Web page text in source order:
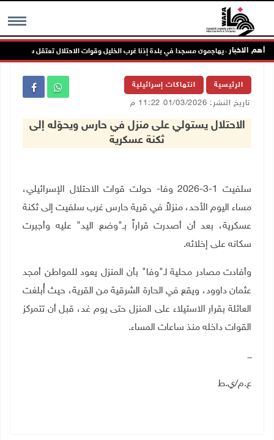
MENU أهم الاخبار
مستعمرون يهاجمون مسجدا في بلدة إذنا غرب الخليل وقوات الاحتلال تعتقل سبعة
الرئيسية انتهاكات إسرائيلية
تاريخ النشر: 01/03/2026 11:22 م
الاحتلال يستولي على منزل في حارس ويحوّله إلى
ثكنة عسكرية
سلفيت 1-3-2026 وفا- حولت قوات الاحتلال الإسرائيلي،
مساء اليوم الأحد، منزلاً في قرية حارس غرب سلفيت إلى ثكنة
عسكرية، بعد أن أصدرت قراراً بـ"وضع اليد" عليه وأجبرت
سكانه على إخلائه.
وأفادت مصادر محلية لـ"وفا" بأن المنزل يعود للمواطن أمجد
عثمان داوود، ويقع في الحارة الشرقية من القرية، حيث أُبلغت
العائلة بقرار الاستيلاء على المنزل حتى يوم غد، قبل أن تتمركز
القوات داخله منذ ساعات المساء.
ـــ
ع.م/ي.ط